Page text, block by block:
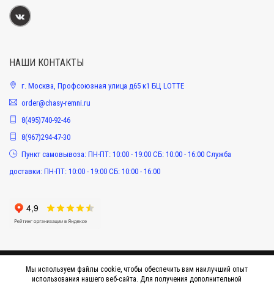
НАШИ КОНТАКТЫ
г. Москва, Профсоюзная улица д65 к1 БЦ LOTTE
order@chasy-remni.ru
8(495)740-92-46
8(967)294-47-30
Пункт самовывоза: ПН-ПТ: 10:00 - 19:00 СБ: 10:00 - 16:00 Служба
доставки: ПН-ПТ: 10:00 - 19:00 СБ: 10:00 - 16:00
Мы используем файлы cookie, чтобы обеспечить вам наилучший опыт
использования нашего веб-сайта. Для получения дополнительной